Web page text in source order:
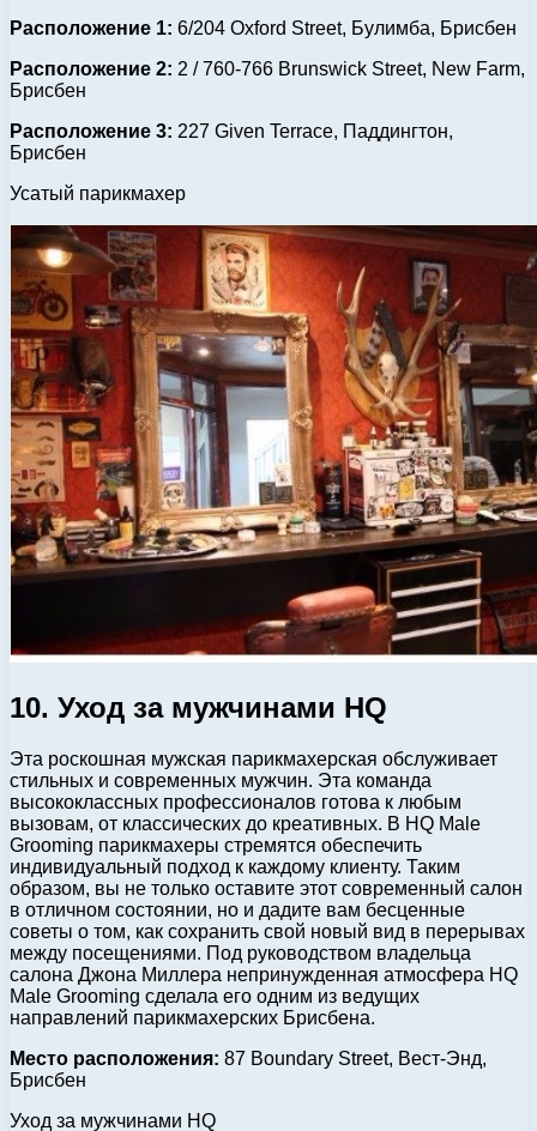
Расположение 1: 6/204 Oxford Street, Булимба, Брисбен
Расположение 2: 2 / 760-766 Brunswick Street, New Farm,
Брисбен
Расположение 3: 227 Given Terrace, Паддингтон,
Брисбен
Усатый парикмахер
10. Уход за мужчинами HQ
Эта роскошная мужская парикмахерская обслуживает
стильных и современных мужчин. Эта команда
высококлассных профессионалов готова к любым
вызовам, от классических до креативных. В HQ Male
Grooming парикмахеры стремятся обеспечить
индивидуальный подход к каждому клиенту. Таким
образом, вы не только оставите этот современный салон
в отличном состоянии, но и дадите вам бесценные
советы о том, как сохранить свой новый вид в перерывах
между посещениями. Под руководством владельца
салона Джона Миллера непринужденная атмосфера HQ
Male Grooming сделала его одним из ведущих
направлений парикмахерских Брисбена.
Место расположения: 87 Boundary Street, Вест-Энд,
Брисбен
Уход за мужчинами HQ